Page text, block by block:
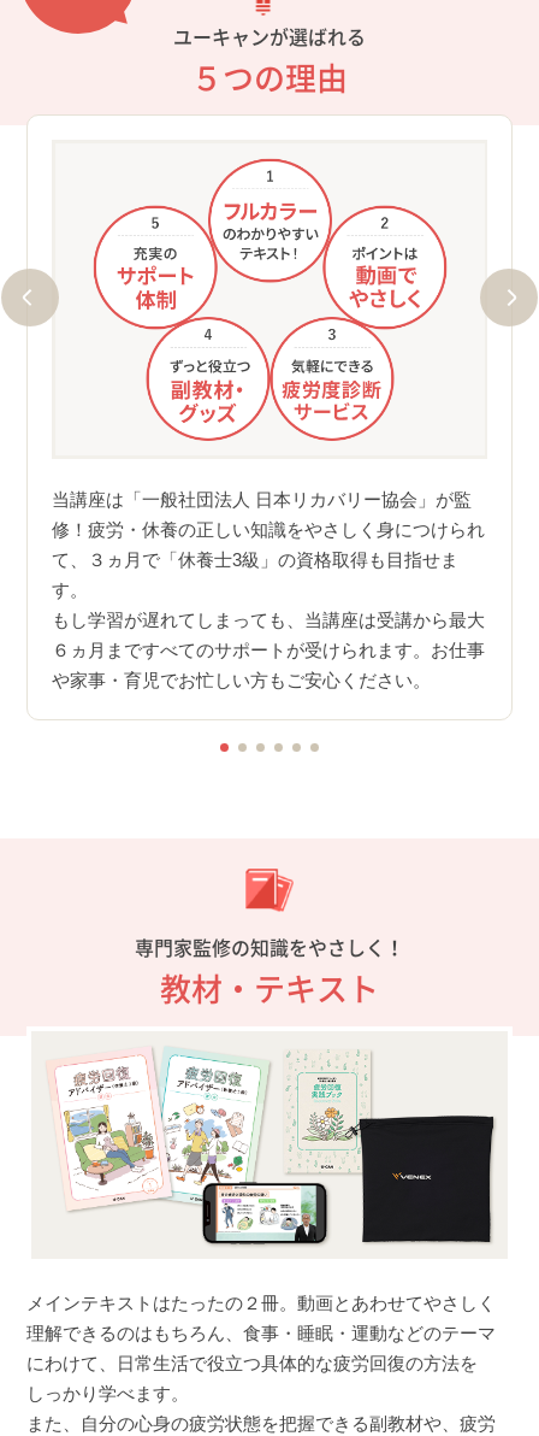
ユーキャンが選ばれる
５つの理由
当講座は「一般社団法人 日本リカバリー協会」が監
修！疲労・休養の正しい知識をやさしく身につけられ
て、３ヵ月で「休養士3級」の資格取得も目指せま
す。
もし学習が遅れてしまっても、当講座は受講から最大
６ヵ月まですべてのサポートが受けられます。お仕事
や家事・育児でお忙しい方もご安心ください。
専門家監修の知識をやさしく！
教材・テキスト
メインテキストはたったの２冊。動画とあわせてやさしく
理解できるのはもちろん、食事・睡眠・運動などのテーマ
にわけて、日常生活で役立つ具体的な疲労回復の方法を
しっかり学べます。
また、自分の心身の疲労状態を把握できる副教材や、疲労